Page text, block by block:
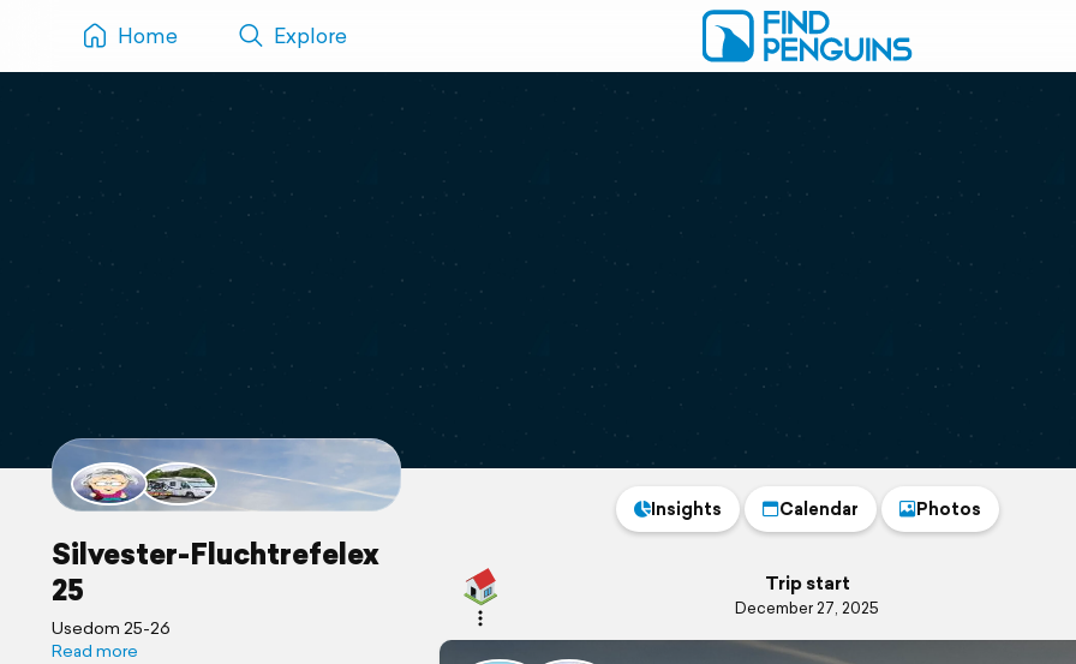
Home Explore
Silvester-Fluchtrefelex
25
Usedom 25-26
Read more
Insights Calendar Photos
Trip start
December 27, 2025